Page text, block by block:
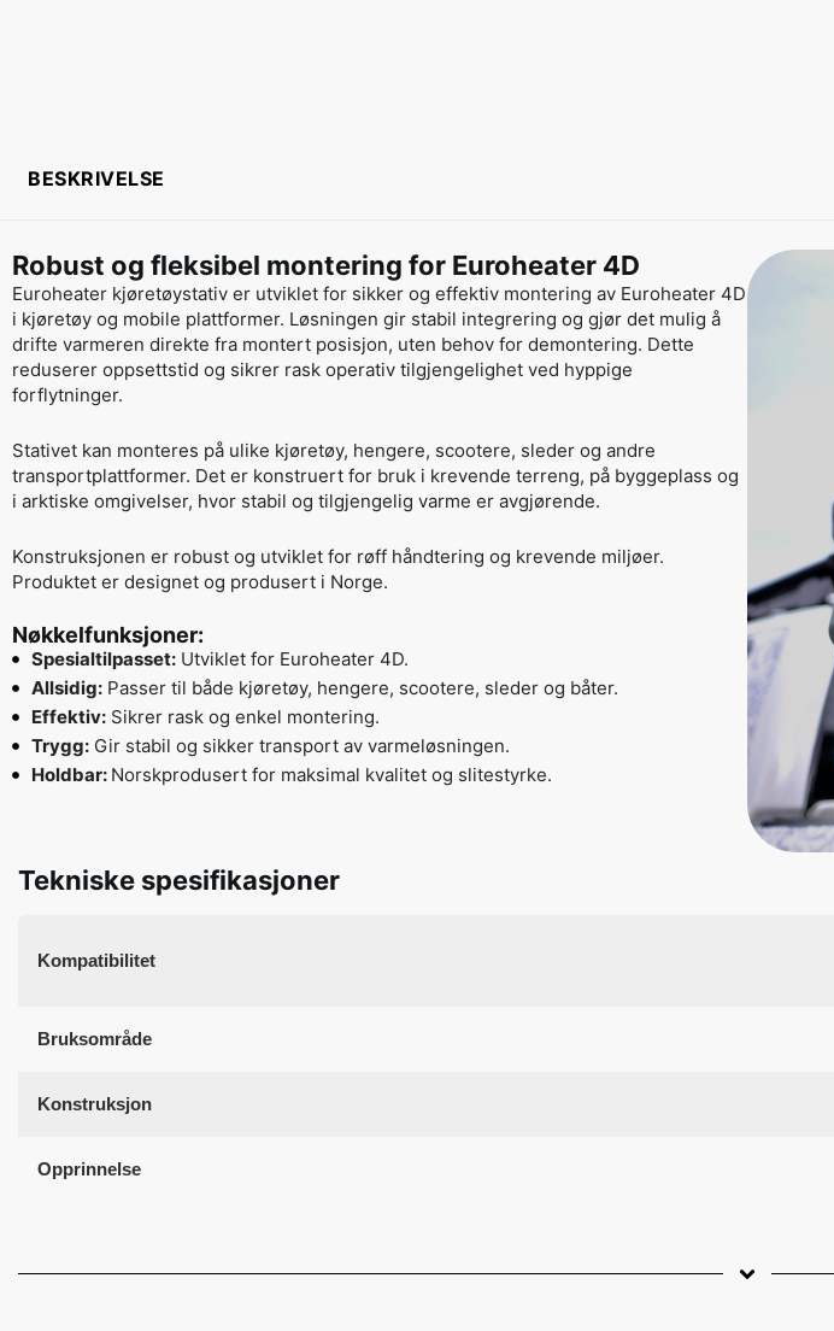
BESKRIVELSE
Robust og fleksibel montering for Euroheater 4D
Euroheater kjøretøystativ er utviklet for sikker og effektiv montering av Euroheater 4D
i kjøretøy og mobile plattformer. Løsningen gir stabil integrering og gjør det mulig å
drifte varmeren direkte fra montert posisjon, uten behov for demontering. Dette
reduserer oppsettstid og sikrer rask operativ tilgjengelighet ved hyppige
forflytninger.
Stativet kan monteres på ulike kjøretøy, hengere, scootere, sleder og andre
transportplattformer. Det er konstruert for bruk i krevende terreng, på byggeplass og
i arktiske omgivelser, hvor stabil og tilgjengelig varme er avgjørende.
Konstruksjonen er robust og utviklet for røff håndtering og krevende miljøer.
Produktet er designet og produsert i Norge.
Nøkkelfunksjoner:
Spesialtilpasset:Utviklet for Euroheater 4D.
Allsidig:Passer til både kjøretøy, hengere, scootere, sleder og båter.
Effektiv:Sikrer rask og enkel montering.
Trygg:Gir stabil og sikker transport av varmeløsningen.
Holdbar: Norskprodusert for maksimal kvalitet og slitestyrke.
Tekniske spesifikasjoner
Kompatibilitet
Bruksområde
Konstruksjon
Opprinnelse